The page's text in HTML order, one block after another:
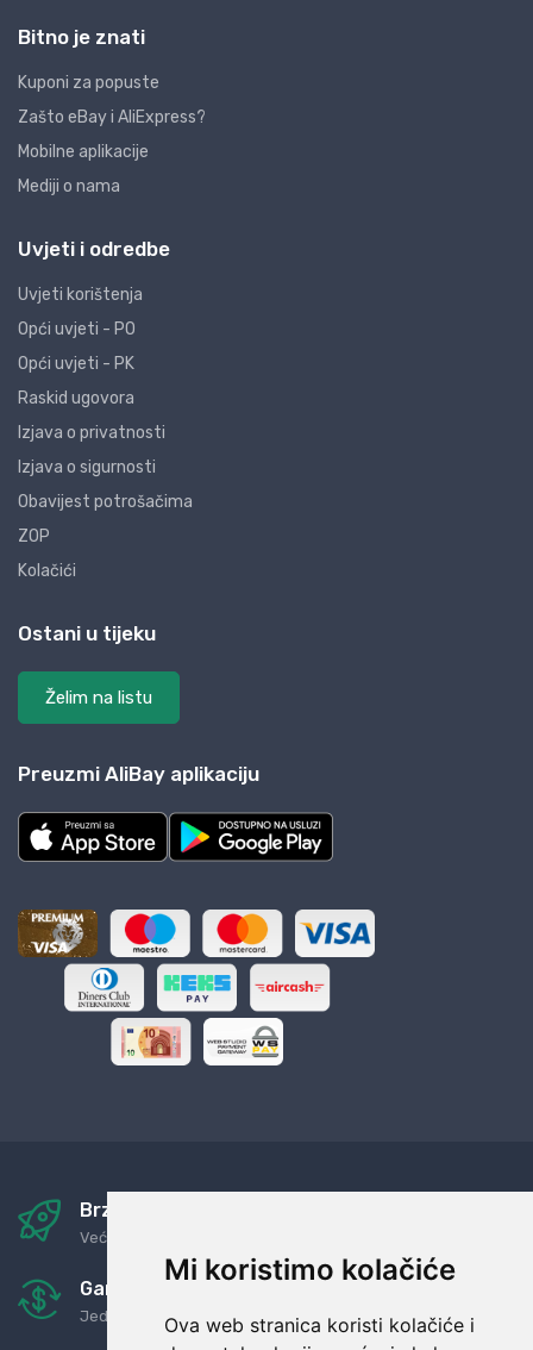
Mi koristimo kolačiće
Ova web stranica koristi kolačiće i
Bitno je znati
Kuponi za popuste
Zašto eBay i AliExpress?
Mobilne aplikacije
Mediji o nama
Uvjeti i odredbe
Uvjeti korištenja
Opći uvjeti - PO
Opći uvjeti - PK
Raskid ugovora
Izjava o privatnosti
Izjava o sigurnosti
Obavijest potrošačima
ZOP
Kolačići
Ostani u tijeku
Želim na listu
Preuzmi AliBay aplikaciju
Brza i sigurna dostava
Već za nekoliko dana kod vas
Garancija u povrat novaca
Jednostavno pravilo: Roba za novac